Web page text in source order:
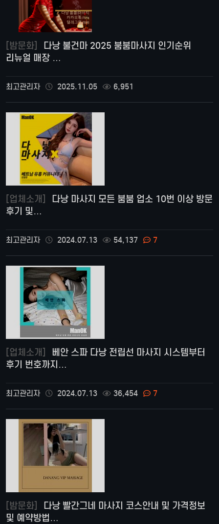
[밤문화]
리뉴얼 매장 …
최고관리자 2025.11.05 6,951
[업체소개]
후기 및…
최고관리자 2024.07.13 54,137 7
[업체소개]
후기 번호까지…
최고관리자 2024.07.13 36,454 7
[밤문화]
및 예약방법…